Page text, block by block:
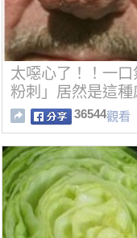
太噁心了！！一
粉刺」居然是這種
36544觀看